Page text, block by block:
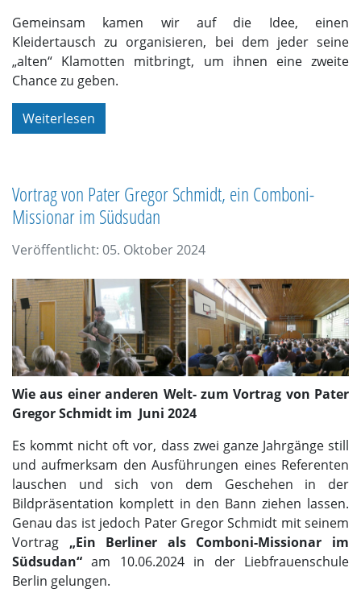
Gemeinsam kamen wir auf die Idee, einen
Kleidertausch zu organisieren, bei dem jeder seine
„alten“ Klamotten mitbringt, um ihnen eine zweite
Chance zu geben.
Weiterlesen
Vortrag von Pater Gregor Schmidt, ein Comboni-
Missionar im Südsudan
Veröffentlicht: 05. Oktober 2024
Wie aus einer anderen Welt- zum Vortrag von Pater
Gregor Schmidt im Juni 2024
Es kommt nicht oft vor, dass zwei ganze Jahrgänge still
und aufmerksam den Ausführungen eines Referenten
lauschen und sich von dem Geschehen in der
Bildpräsentation komplett in den Bann ziehen lassen.
Genau das ist jedoch Pater Gregor Schmidt mit seinem
Vortrag „Ein Berliner als Comboni-Missionar im
Südsudan“ am 10.06.2024 in der Liebfrauenschule
Berlin gelungen.